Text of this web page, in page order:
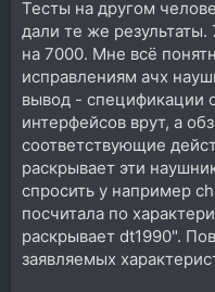
Тесты на другом
дали те же
на 7000. Мне всё
исправлениям ачх
вывод - спецификации
интерфейсов врут, а
соответствующие
раскрывает эти
спросить у например
посчитала по
раскрывает dt1990".
заявляемых